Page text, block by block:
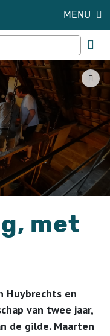
MENU
met
Huybrechts en
van twee jaar,
de gilde. Maarten